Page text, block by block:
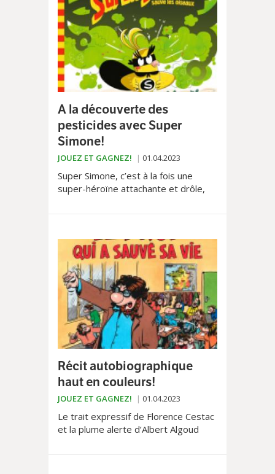
A la découverte des
pesticides avec Super
Simone!
JOUEZ ET GAGNEZ! 01.04.2023
Super Simone, c’est à la fois une
super-héroïne attachante et drôle,
Récit autobiographique
haut en couleurs!
JOUEZ ET GAGNEZ! 01.04.2023
Le trait expressif de Florence Cestac
et la plume alerte d’Albert Algoud